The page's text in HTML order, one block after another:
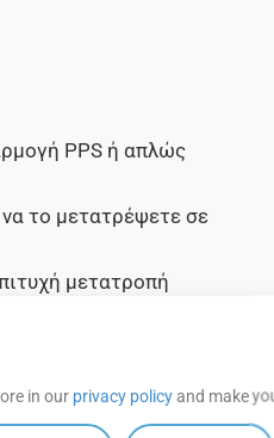
PPS ή απλώς
να το μετατρέψετε σε
μετατροπή
σε PPS
in our privacy policyand make